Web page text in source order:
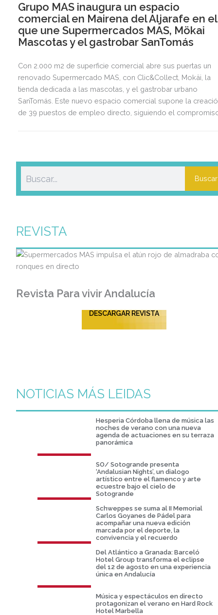
Grupo MAS inaugura un espacio
comercial en Mairena del Aljarafe en el
que une Supermercados MAS, Mökai
Mascotas y el gastrobar SanTomás
Con 2.000 m2 de superficie comercial abre sus puertas un
renovado Supermercado MAS, con Clic&Collect, Mokäi, la
tienda dedicada a las mascotas, y el gastrobar urbano
SanTomás. Este nuevo espacio comercial supone la
de 39 puestos de empleo directo, siguiendo el
Buscar
REVISTA
Revista Para vivir Andalucía
DESCARGAR REVISTA
NOTICIAS MÁS LEIDAS
Hesperia Córdoba llena de música las
noches de verano con una nueva
agenda de actuaciones en su terraza
panorámica
SO/ Sotogrande presenta
‘Andalusian Nights’, un dialogo
artístico entre el flamenco y arte
ecuestre bajo el cielo de
Sotogrande
Schweppes se suma al II Memorial
Carlos Goyanes de Pádel para
acompañar una nueva edición
marcada por el deporte, la
convivencia y el recuerdo
Del Atlántico a Granada: Barceló
Hotel Group transforma el eclipse
del 12 de agosto en una experiencia
única en Andalucía
Música y espectáculos en directo
protagonizan el verano en Hard Rock
Hotel Marbella